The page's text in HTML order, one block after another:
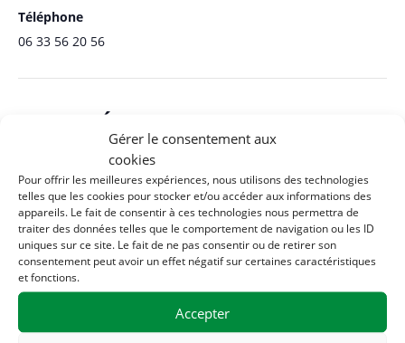
Gérer le consentement aux
cookies
Pour offrir les meilleures expériences, nous utilisons des technologies
telles que les cookies pour stocker et/ou accéder aux informations des
appareils. Le fait de consentir à ces technologies nous permettra de
traiter des données telles que le comportement de navigation ou les ID
uniques sur ce site. Le fait de ne pas consentir ou de retirer son
consentement peut avoir un effet négatif sur certaines caractéristiques
et fonctions.
Accepter
Téléphone
06 33 56 20 56
Related Évènements